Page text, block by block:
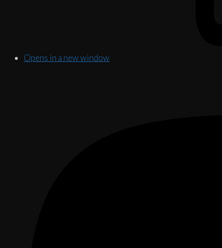
Opens in a new window